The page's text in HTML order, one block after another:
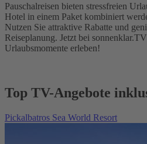
Pauschalreisen bieten stressfreien
Hotel in einem Paket kombiniert
Nutzen Sie attraktive Rabatte und
Reiseplanung. Jetzt bei
Urlaubsmomente erleben!
Top TV-Angebote
Pickalbatros Sea World Resort